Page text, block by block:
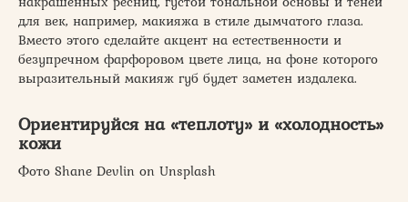
для век, например, макияжа в стиле дымчатого глаза.
Вместо этого сделайте акцент на естественности и
безупречном фарфоровом цвете лица, на фоне которого
выразительный макияж губ будет заметен издалека.
Ориентируйся на «теплоту» и «холодность»
кожи
Фото Shane Devlin on Unsplash